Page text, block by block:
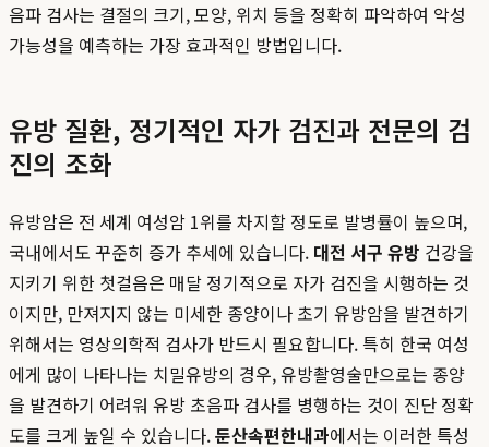
음파 검사는 결절의 크기, 모양, 위치 등을 정확히 파악하여 악성
가능성을 예측하는 가장 효과적인 방법입니다.
유방 질환, 정기적인 자가 검진과 전문의 검
진의 조화
유방암은 전 세계 여성암 1위를 차지할 정도로 발병률이 높으며,
국내에서도 꾸준히 증가 추세에 있습니다. 대전 서구 유방 건강을
지키기 위한 첫걸음은 매달 정기적으로 자가 검진을 시행하는 것
이지만, 만져지지 않는 미세한 종양이나 초기 유방암을 발견하기
위해서는 영상의학적 검사가 반드시 필요합니다. 특히 한국 여성
에게 많이 나타나는 치밀유방의 경우, 유방촬영술만으로는 종양
을 발견하기 어려워 유방 초음파 검사를 병행하는 것이 진단 정확
도를 크게 높일 수 있습니다.둔산속편한내과에서는 이러한 특성